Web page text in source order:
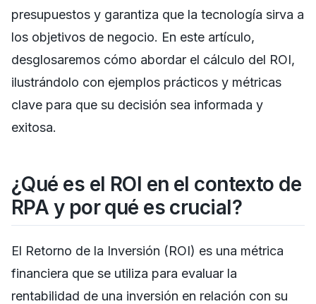
presupuestos y garantiza que la tecnología sirva a
los objetivos de negocio. En este artículo,
desglosaremos cómo abordar el cálculo del ROI,
ilustrándolo con ejemplos prácticos y métricas
clave para que su decisión sea informada y
exitosa.
¿Qué es el ROI en el contexto de
RPA y por qué es crucial?
El Retorno de la Inversión (ROI) es una métrica
financiera que se utiliza para evaluar la
rentabilidad de una inversión en relación con su